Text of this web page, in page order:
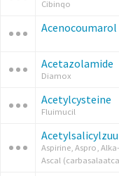
Cibinqo
Acenocoumarol
Acetazolamide
Diamox
Acetylcysteine
Fluimucil
Aspirine, Aspro,
Ascal